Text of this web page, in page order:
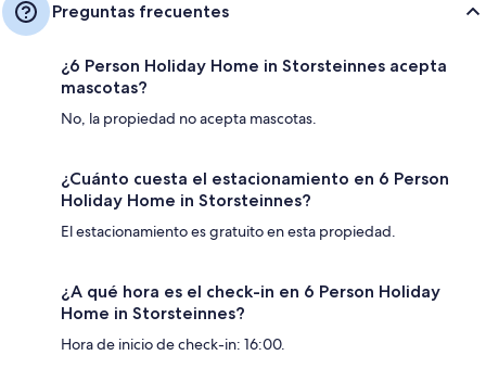
Preguntas frecuentes
¿6 Person Holiday Home in Storsteinnes acepta
mascotas?
No, la propiedad no acepta mascotas.
¿Cuánto cuesta el estacionamiento en 6 Person
Holiday Home in Storsteinnes?
El estacionamiento es gratuito en esta propiedad.
¿A qué hora es el check-in en 6 Person Holiday
Home in Storsteinnes?
Hora de inicio de check-in: 16:00.